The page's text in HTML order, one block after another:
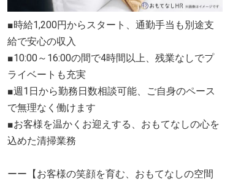
■時給1,200円からスタート、通勤手当も別途支
給で安心の収入
■10:00～16:00の間で4時間以上、残業なしでプ
ライベートも充実
■週1日から勤務日数相談可能、ご自身のペース
で無理なく働けます
■お客様を温かくお迎えする、おもてなしの心を
込めた清掃業務
ーー【お客様の笑顔を育む、おもてなしの空間